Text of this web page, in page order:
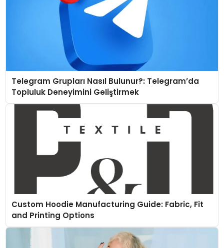
Telegram Grupları Nasıl Bulunur?: Telegram’da
Topluluk Deneyimini Geliştirmek
Custom Hoodie Manufacturing Guide: Fabric, Fit
and Printing Options